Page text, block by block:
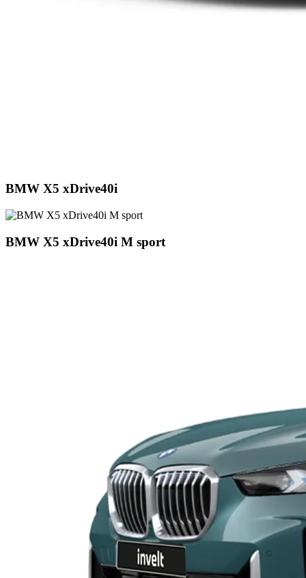
BMW X5 xDrive40i
BMW X5 xDrive40i M sport